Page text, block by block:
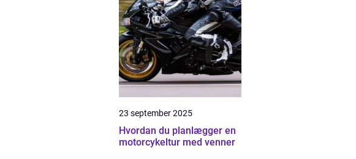
23 september 2025
Hvordan du planlægger en
motorcykeltur med venner